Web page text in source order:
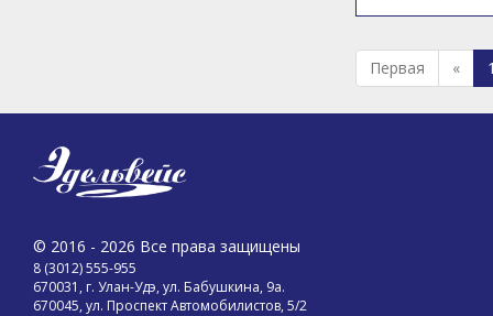
Первая «
© 2016 - 2026 Все права защищены
8 (3012) 555-955
670031, г. Улан-Удэ, ул. Бабушкина, 9а.
670045, ул. Проспект Автомобилистов, 5/2